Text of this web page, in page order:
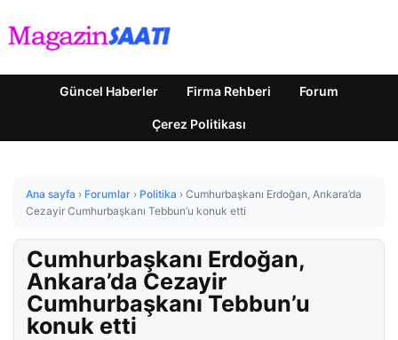
Güncel Haberler Firma Rehberi Forum
Çerez Politikası
Ana sayfa › Forumlar › Politika › Cumhurbaşkanı Erdoğan, Ankara’da
Cezayir Cumhurbaşkanı Tebbun’u konuk etti
Cumhurbaşkanı Erdoğan,
Ankara’da Cezayir
Cumhurbaşkanı Tebbun’u
konuk etti